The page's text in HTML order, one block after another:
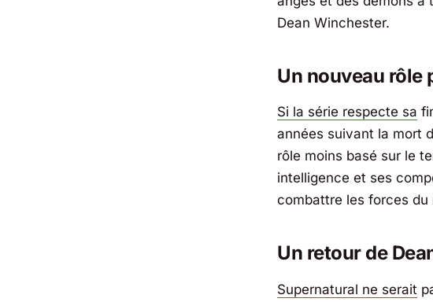
Dean Winchester.
Un nouveau rôle
Si la série respecte sa
années suivant la mort
rôle moins basé sur le
intelligence et ses
combattre les forces du
Un retour de
Supernatural ne serait